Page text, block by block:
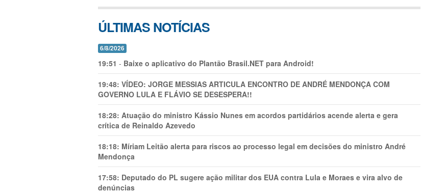
ÚLTIMAS NOTÍCIAS
6/8/2026
19:51 - Baixe o aplicativo do Plantão Brasil.NET para Android!
19:48: VÍDEO: JORGE MESSIAS ARTICULA ENCONTRO DE ANDRÉ MENDONÇA COM
GOVERNO LULA E FLÁVIO SE DESESPERA!!
18:28: Atuação do ministro Kássio Nunes em acordos partidários acende alerta e gera
crítica de Reinaldo Azevedo
18:18: Míriam Leitão alerta para riscos ao processo legal em decisões do ministro André
Mendonça
17:58: Deputado do PL sugere ação militar dos EUA contra Lula e Moraes e vira alvo de
denúncias